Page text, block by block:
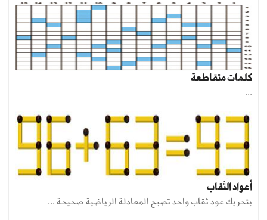
كلمات متقاطعة
...
أعواد الثقاب
بتحريك عود ثقاب واحد تصبح المعادلة الرياضية صحيحة ...